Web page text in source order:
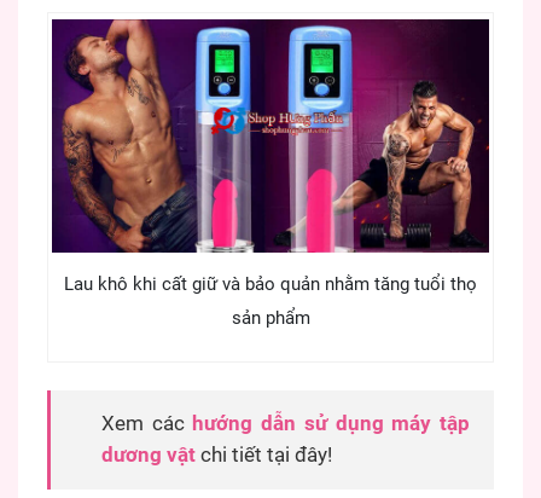
Lau khô khi cất giữ và bảo quản nhằm tăng tuổi thọ
sản phẩm
Xem các hướng dẫn sử dụng máy tập
dương vật chi tiết tại đây!